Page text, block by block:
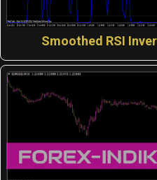
Smoothed RSI